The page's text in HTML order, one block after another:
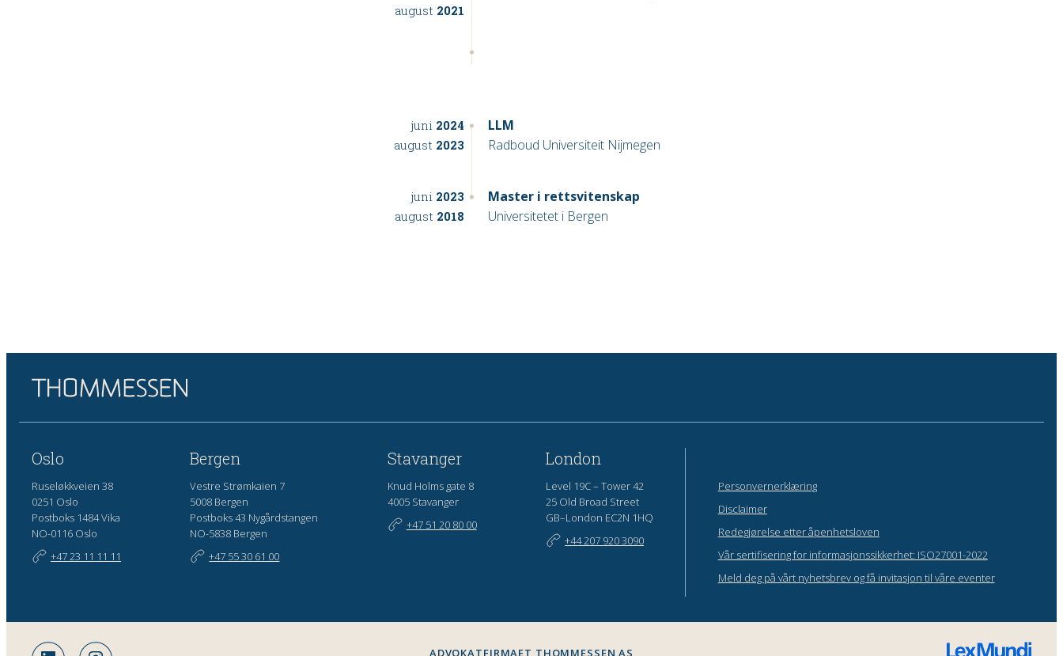
august 2021
juni 2024
august 2023
LLM
Radboud Universiteit Nijmegen
juni 2023
august 2018
Master i rettsvitenskap
Universitetet i Bergen
Oslo
Ruseløkkveien 38
0251 Oslo
Postboks 1484 Vika
NO-0116 Oslo
+47 23 11 11 11
Bergen
Vestre Strømkaien 7
5008 Bergen
Postboks 43 Nygårdstangen
NO-5838 Bergen
+47 55 30 61 00
Stavanger
Knud Holms gate 8
4005 Stavanger
+47 51 20 80 00
London
Level 19C – Tower 42
25 Old Broad Street
GB–London EC2N 1HQ
+44 207 920 3090
Personvernerklæring
Disclaimer
Redegjørelse etter åpenhetsloven
Vår sertifisering for informasjonssikkerhet: ISO27001-2022
Meld deg på vårt nyhetsbrev og få invitasjon til våre eventer
ADVOKATFIRMAET THOMMESSEN AS